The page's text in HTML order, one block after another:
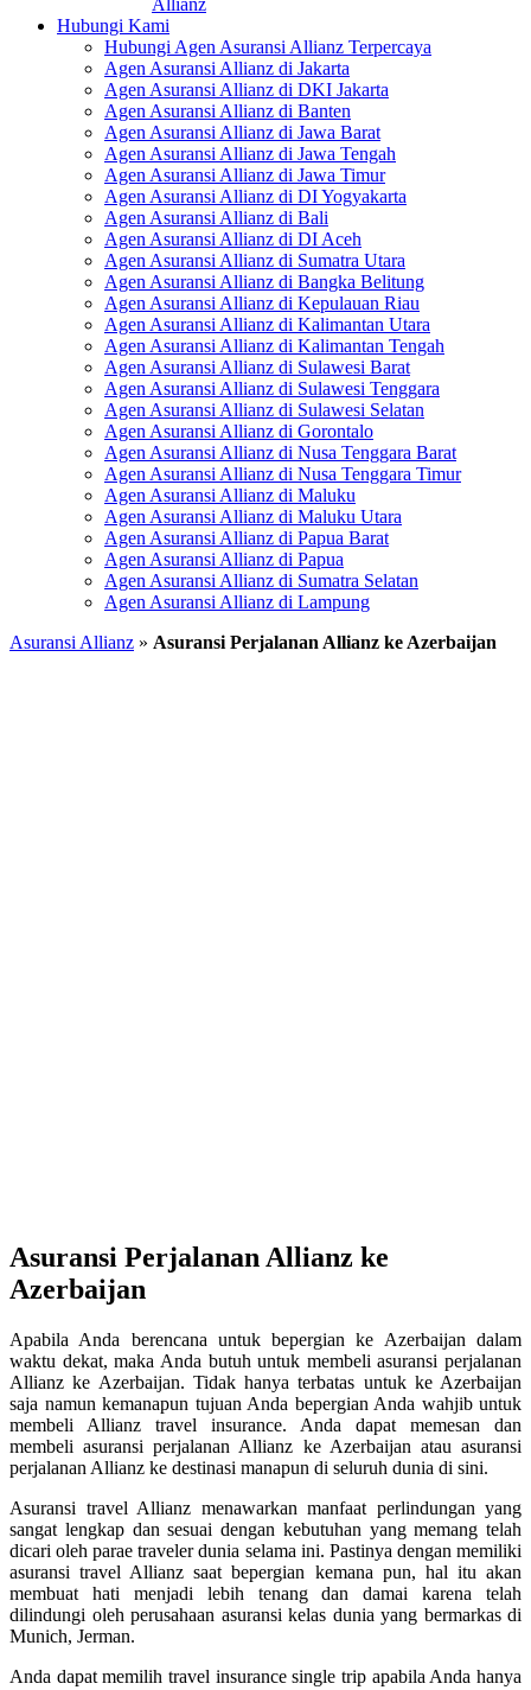
Allianz
Hubungi Kami
Hubungi Agen Asuransi Allianz Terpercaya
Agen Asuransi Allianz di Jakarta
Agen Asuransi Allianz di DKI Jakarta
Agen Asuransi Allianz di Banten
Agen Asuransi Allianz di Jawa Barat
Agen Asuransi Allianz di Jawa Tengah
Agen Asuransi Allianz di Jawa Timur
Agen Asuransi Allianz di DI Yogyakarta
Agen Asuransi Allianz di Bali
Agen Asuransi Allianz di DI Aceh
Agen Asuransi Allianz di Sumatra Utara
Agen Asuransi Allianz di Bangka Belitung
Agen Asuransi Allianz di Kepulauan Riau
Agen Asuransi Allianz di Kalimantan Utara
Agen Asuransi Allianz di Kalimantan Tengah
Agen Asuransi Allianz di Sulawesi Barat
Agen Asuransi Allianz di Sulawesi Tenggara
Agen Asuransi Allianz di Sulawesi Selatan
Agen Asuransi Allianz di Gorontalo
Agen Asuransi Allianz di Nusa Tenggara Barat
Agen Asuransi Allianz di Nusa Tenggara Timur
Agen Asuransi Allianz di Maluku
Agen Asuransi Allianz di Maluku Utara
Agen Asuransi Allianz di Papua Barat
Agen Asuransi Allianz di Papua
Agen Asuransi Allianz di Sumatra Selatan
Agen Asuransi Allianz di Lampung
Asuransi Allianz » Asuransi Perjalanan Allianz ke Azerbaijan
Asuransi Perjalanan Allianz ke
Azerbaijan
Apabila Anda berencana untuk bepergian ke Azerbaijan dalam
waktu dekat, maka Anda butuh untuk membeli asuransi perjalanan
Allianz ke Azerbaijan. Tidak hanya terbatas untuk ke Azerbaijan
saja namun kemanapun tujuan Anda bepergian Anda wahjib untuk
membeli Allianz travel insurance. Anda dapat memesan dan
membeli asuransi perjalanan Allianz ke Azerbaijan atau asuransi
perjalanan Allianz ke destinasi manapun di seluruh dunia di sini.
Asuransi travel Allianz menawarkan manfaat perlindungan yang
sangat lengkap dan sesuai dengan kebutuhan yang memang telah
dicari oleh parae traveler dunia selama ini. Pastinya dengan memiliki
asuransi travel Allianz saat bepergian kemana pun, hal itu akan
membuat hati menjadi lebih tenang dan damai karena telah
dilindungi oleh perusahaan asuransi kelas dunia yang bermarkas di
Munich, Jerman.
Anda dapat memilih travel insurance single trip apabila Anda hanya